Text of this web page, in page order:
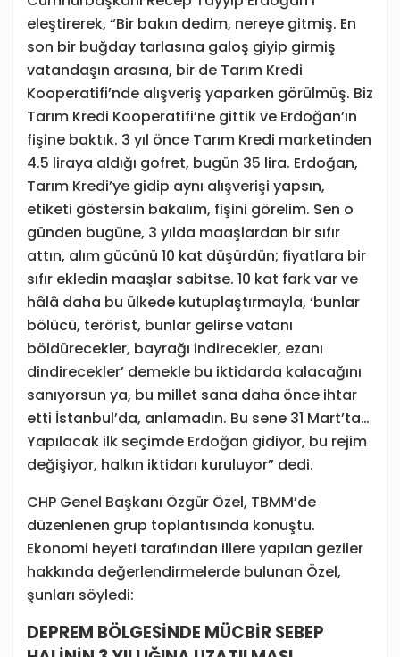
eleştirerek, “Bir bakın dedim, nereye gitmiş. En
son bir buğday tarlasına galoş giyip girmiş
vatandaşın arasına, bir de Tarım Kredi
Kooperatifi’nde alışveriş yaparken görülmüş. Biz
Tarım Kredi Kooperatifi’ne gittik ve Erdoğan’ın
fişine baktık. 3 yıl önce Tarım Kredi marketinden
4.5 liraya aldığı gofret, bugün 35 lira. Erdoğan,
Tarım Kredi’ye gidip aynı alışverişi yapsın,
etiketi göstersin bakalım, fişini görelim. Sen o
günden bugüne, 3 yılda maaşlardan bir sıfır
attın, alım gücünü 10 kat düşürdün; fiyatlara bir
sıfır ekledin maaşlar sabitse. 10 kat fark var ve
hâlâ daha bu ülkede kutuplaştırmayla, ‘bunlar
bölücü, terörist, bunlar gelirse vatanı
böldürecekler, bayrağı indirecekler, ezanı
dindirecekler’ demekle bu iktidarda kalacağını
sanıyorsun ya, bu millet sana daha önce ihtar
etti İstanbul’da, anlamadın. Bu sene 31 Mart’ta…
Yapılacak ilk seçimde Erdoğan gidiyor, bu rejim
değişiyor, halkın iktidarı kuruluyor” dedi.
CHP Genel Başkanı Özgür Özel, TBMM’de
düzenlenen grup toplantısında konuştu.
Ekonomi heyeti tarafından illere yapılan geziler
hakkında değerlendirmelerde bulunan Özel,
şunları söyledi:
DEPREM BÖLGESİNDE MÜCBİR SEBEP